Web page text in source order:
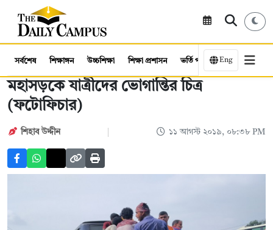
সর্বশেষ শিক্ষাঙ্গন উচ্চশিক্ষা শিক্ষা প্রশাসন ভর্তি পরীক্ষা কর্মসংস্থান
Eng
মহাসড়কে যাত্রীদের ভোগান্তির চিত্র
(ফটোফিচার)
শিহাব উদ্দীন ১১ আগস্ট ২০১৯, ০৮:৩৮ PM